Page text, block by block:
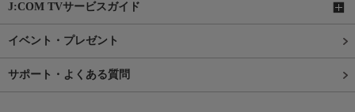
J:COM TVサービスガイド
イベント・プレゼント
サポート・よくある質問